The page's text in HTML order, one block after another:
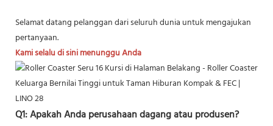
Selamat datang pelanggan dari seluruh dunia untuk mengajukan
pertanyaan.
Kami selalu di sini menunggu Anda
Q1: Apakah Anda perusahaan dagang atau produsen?